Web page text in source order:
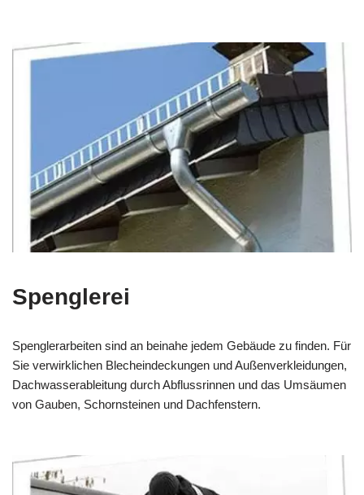
Spenglerei
Spenglerarbeiten sind an beinahe jedem Gebäude zu finden. Für
Sie verwirklichen Blecheindeckungen und Außenverkleidungen,
Dachwasserableitung durch Abflussrinnen und das Umsäumen
von Gauben, Schornsteinen und Dachfenstern.